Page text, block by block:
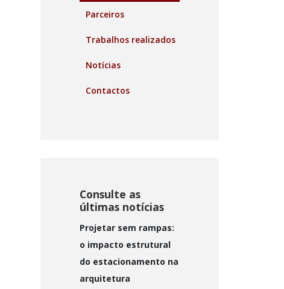
Parceiros
Trabalhos realizados
Notícias
Contactos
Consulte as
últimas notícias
Projetar sem rampas:
o impacto estrutural
do estacionamento na
arquitetura